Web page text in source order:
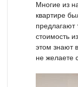
Многие из
квартире
предлагают
стоимость
этом знают
не желаете